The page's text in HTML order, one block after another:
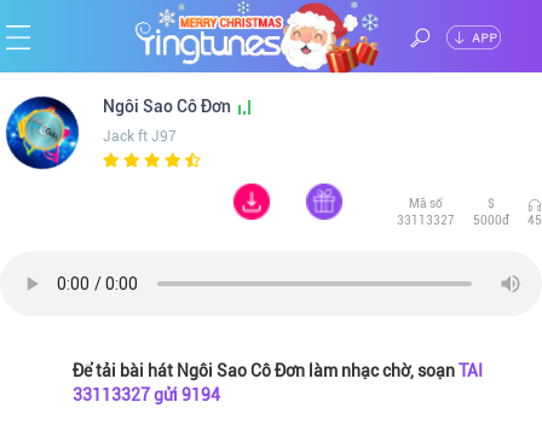
ĐĂNG
NHẬP
Trang
chủ
Ca
đề
Thể
Ngôi Sao Cô Đơn
Jack ft J97
Mã số
33113327
$
5000đ
45
Để tải bài hát Ngôi Sao Cô Đơn làm nhạc chờ, soạnTAI
33113327 gửi 9194